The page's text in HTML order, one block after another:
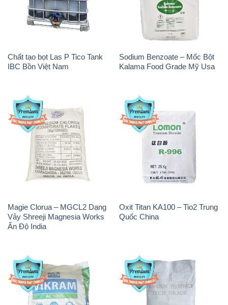
Chất tạo bọt Las P Tico Tank
IBC Bồn Việt Nam
Sodium Benzoate – Mốc Bột
Kalama Food Grade Mỹ Usa
Magie Clorua – MGCL2 Dạng
Vảy Shreeji Magnesia Works
Ấn Độ India
Oxit Titan KA100 – Tio2 Trung
Quốc China